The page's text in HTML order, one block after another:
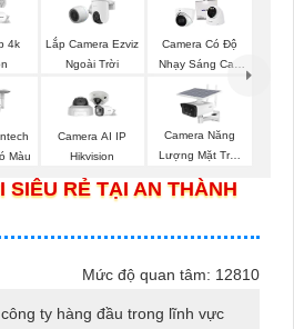
4k
Lắp Camera Ezviz
Ngoài Trời
Camera Có Độ
Nhạy Sáng Cao
Màu
Camera AI IP
Hikvision
Camera Năng
Lượng Mặt Trời
Dahua
SIÊU RẺ TẠI AN THÀNH
Mức độ quan tâm: 12810
ty hàng đầu trong lĩnh vực